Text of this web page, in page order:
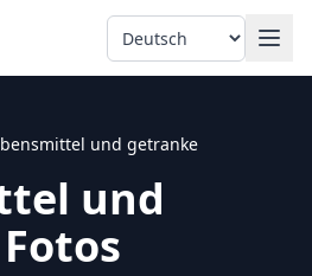
Language
und getranke
und